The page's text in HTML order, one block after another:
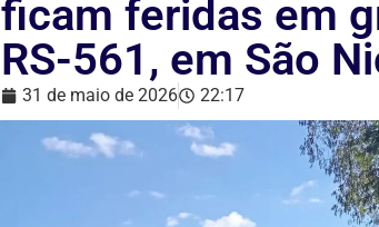
ficam feridas em
RS-561, em São
31 de maio de 2026 22:17